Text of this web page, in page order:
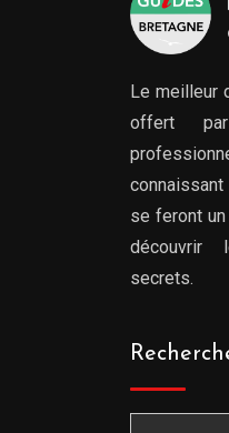
Le meilleur
offert
se feront
secrets.